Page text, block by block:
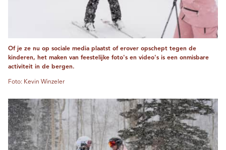
Of je ze nu op sociale media plaatst of erover opschept tegen de
kinderen, het maken van feestelijke foto's en video's is een onmisbare
activiteit in de bergen.
Foto: Kevin Winzeler